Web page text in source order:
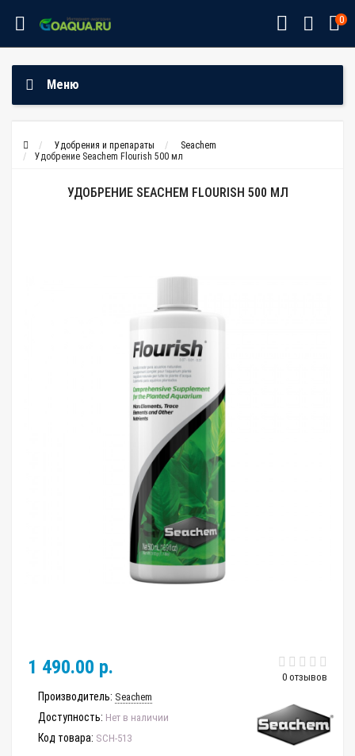
0
Меню
Удобрения и препараты
Seachem
Удобрение Seachem Flourish 500 мл
УДОБРЕНИЕ SEACHEM FLOURISH 500 МЛ
0 отзывов
1 490.00 р.
Производитель: Seachem
Доступность: Нет в наличии
Код товара: SCH-513